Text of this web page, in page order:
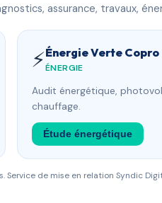
assurance, travaux,
⚡Énergie Verte Copro
ÉNERGIE
Audit énergétique,
chauffage.
Étude énergétique
de mise en relation Syndic